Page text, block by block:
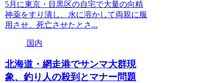
5月に東京・目黒区の自宅で大量の向精
神薬をすり潰し、水に溶かして両親に服
用させ、死亡させたとさ...
国内
北海道・網走港でサンマ大群現
象、釣り人の殺到とマナー問題